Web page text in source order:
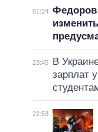
01:24 Федоров
23:45
В
зарплат
22:53